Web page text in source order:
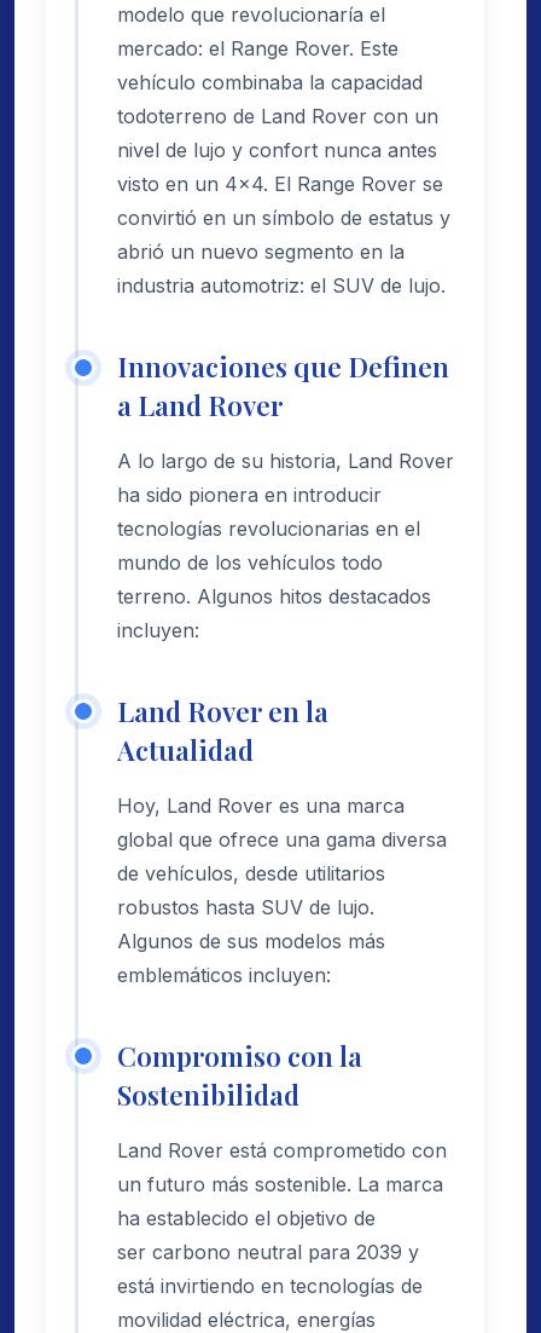
modelo que revolucionaría el
mercado: el Range Rover. Este
vehículo combinaba la capacidad
todoterreno de Land Rover con un
nivel de lujo y confort nunca antes
visto en un 4x4. El Range Rover se
convirtió en un símbolo de estatus y
abrió un nuevo segmento en la
industria automotriz: el SUV de lujo.
Innovaciones que Definen
a Land Rover
A lo largo de su historia, Land Rover
ha sido pionera en introducir
tecnologías revolucionarias en el
mundo de los vehículos todo
terreno. Algunos hitos destacados
incluyen:
Land Rover en la
Actualidad
Hoy, Land Rover es una marca
global que ofrece una gama diversa
de vehículos, desde utilitarios
robustos hasta SUV de lujo.
Algunos de sus modelos más
emblemáticos incluyen:
Compromiso con la
Sostenibilidad
Land Rover está comprometido con
un futuro más sostenible. La marca
ha establecido el objetivo de
ser carbono neutral para 2039 y
está invirtiendo en tecnologías de
movilidad eléctrica, energías